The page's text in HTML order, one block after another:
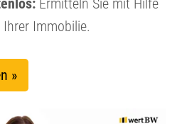
Ermitteln Sie mit Hilfe
Immobilie.
»